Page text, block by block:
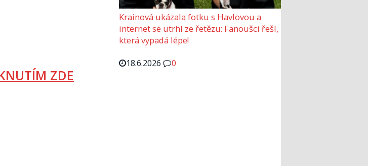
ZDE
Krainová ukázala fotku s Havlovou a
internet se utrhl ze řetězu: Fanoušci řeší,
která vypadá lépe!
18.6.2026
0